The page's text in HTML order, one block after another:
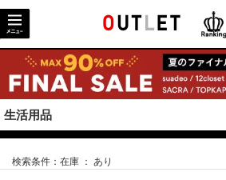
生活用品
検索条件： 在庫 ： あり